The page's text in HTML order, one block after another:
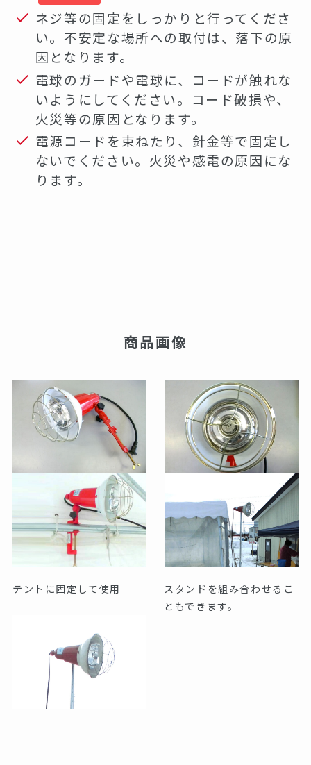
ネジ等の固定をしっかりと行ってくださ
い。不安定な場所への取付は、落下の原
因となります。
電球のガードや電球に、コードが触れな
いようにしてください。コード破損や、
火災等の原因となります。
電源コードを束ねたり、針金等で固定し
ないでください。火災や感電の原因にな
ります。
商品画像
テントに固定して使用
スタンドを組み合わせるこ
ともできます。